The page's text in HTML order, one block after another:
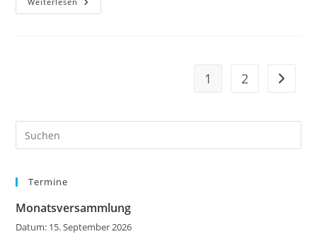
Der
1 2 Zur
Termine
Monatsversammlung
Datum: 15. September 2026